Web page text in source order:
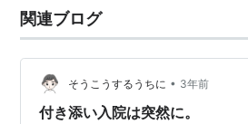
関連ブログ
そうこうするうちに • 3年前
付き添い入院は突然に。